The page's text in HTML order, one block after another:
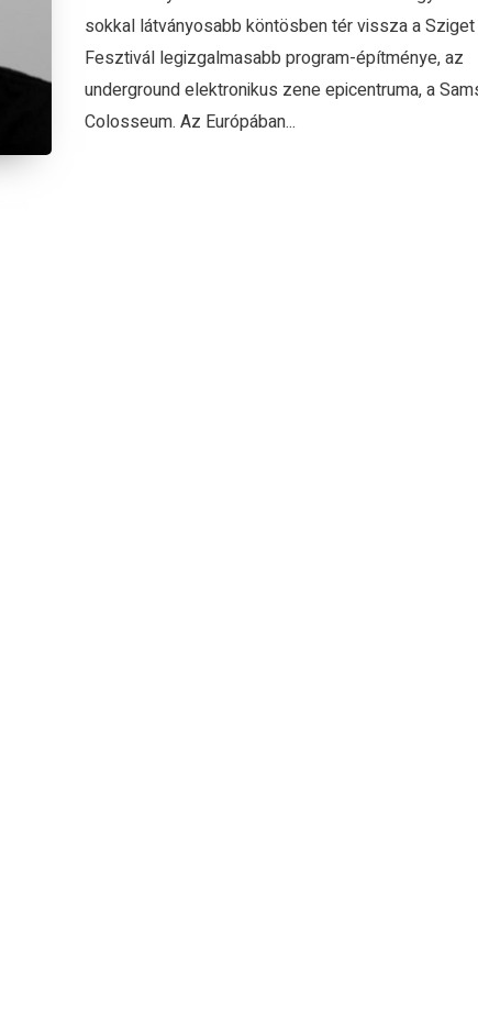
sokkal látványosabb köntösben tér vissza a Sziget
Fesztivál legizgalmasabb program-építménye, az
underground elektronikus zene epicentruma, a
Colosseum. Az Európában...